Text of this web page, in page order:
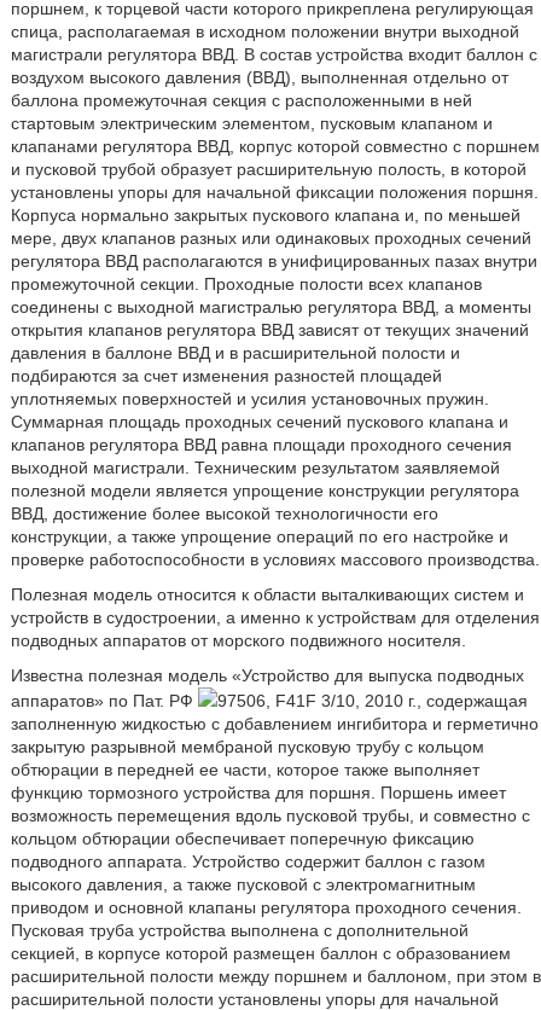
поршнем, к торцевой части которого прикреплена регулирующая
спица, располагаемая в исходном положении внутри выходной
магистрали регулятора ВВД. В состав устройства входит баллон с
воздухом высокого давления (ВВД), выполненная отдельно от
баллона промежуточная секция с расположенными в ней
стартовым электрическим элементом, пусковым клапаном и
клапанами регулятора ВВД, корпус которой совместно с поршнем
и пусковой трубой образует расширительную полость, в которой
установлены упоры для начальной фиксации положения поршня.
Корпуса нормально закрытых пускового клапана и, по меньшей
мере, двух клапанов разных или одинаковых проходных сечений
регулятора ВВД располагаются в унифицированных пазах внутри
промежуточной секции. Проходные полости всех клапанов
соединены с выходной магистралью регулятора ВВД, а моменты
открытия клапанов регулятора ВВД зависят от текущих значений
давления в баллоне ВВД и в расширительной полости и
подбираются за счет изменения разностей площадей
уплотняемых поверхностей и усилия установочных пружин.
Суммарная площадь проходных сечений пускового клапана и
клапанов регулятора ВВД равна площади проходного сечения
выходной магистрали. Техническим результатом заявляемой
полезной модели является упрощение конструкции регулятора
ВВД, достижение более высокой технологичности его
конструкции, а также упрощение операций по его настройке и
проверке работоспособности в условиях массового производства.
Полезная модель относится к области выталкивающих систем и
устройств в судостроении, а именно к устройствам для отделения
подводных аппаратов от морского подвижного носителя.
Известна полезная модель «Устройство для выпуска подводных
аппаратов» по Пат. РФ
97506, F41F 3/10, 2010 г., содержащая
заполненную жидкостью с добавлением ингибитора и герметично
закрытую разрывной мембраной пусковую трубу с кольцом
обтюрации в передней ее части, которое также выполняет
функцию тормозного устройства для поршня. Поршень имеет
возможность перемещения вдоль пусковой трубы, и совместно с
кольцом обтюрации обеспечивает поперечную фиксацию
подводного аппарата. Устройство содержит баллон с газом
высокого давления, а также пусковой с электромагнитным
приводом и основной клапаны регулятора проходного сечения.
Пусковая труба устройства выполнена с дополнительной
секцией, в корпусе которой размещен баллон с образованием
расширительной полости между поршнем и баллоном, при этом в
расширительной полости установлены упоры для начальной